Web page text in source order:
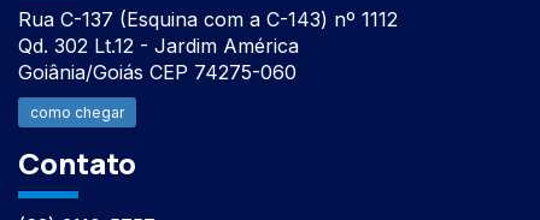
Rua C-137 (Esquina com a C-143) nº 1112
Qd. 302 Lt.12 - Jardim América
Goiânia/Goiás CEP 74275-060
como chegar
Contato